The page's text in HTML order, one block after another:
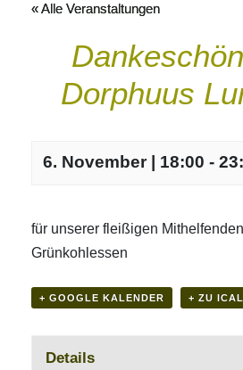
« Alle Veranstaltungen
Dorphuus
6. November | 18:00 -
für unserer fleißigen
Grünkohlessen
+ GOOGLE KALENDER + ZU
Details